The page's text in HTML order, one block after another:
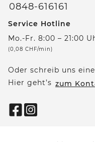
0848-616161
Service Hotline
Mo.-Fr. 8:00 – 21:00
(0,08 CHF/min)
Oder schreib uns
Hier geht’s zum